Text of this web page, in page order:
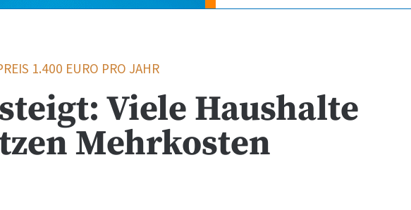
1.400 EURO PRO JAHR
Viele Haushalte
Mehrkosten